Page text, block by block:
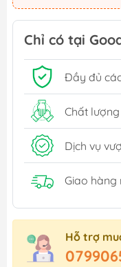
Chỉ có tại
Đầy đủ
Chất
Dịch vụ
Giao hàng
Hỗ trợ